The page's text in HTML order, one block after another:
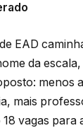
EAD
da escala,
menos
mais
vagas para